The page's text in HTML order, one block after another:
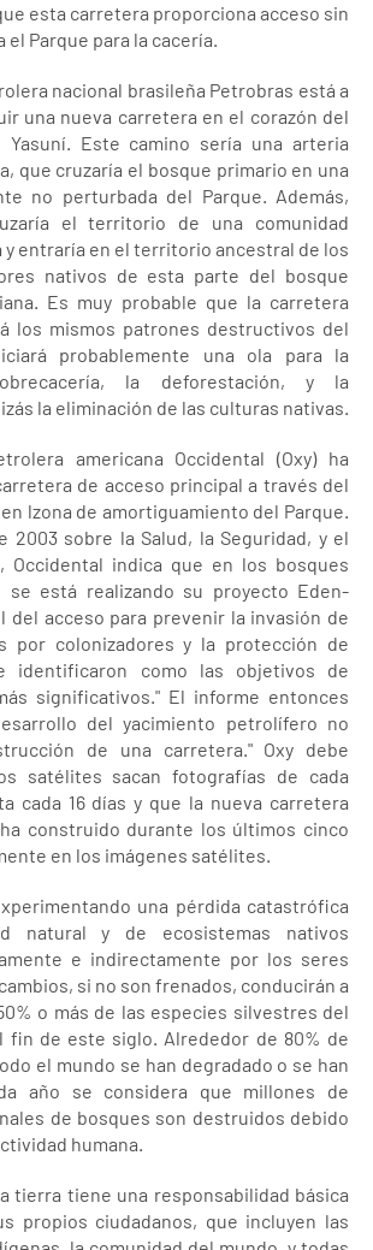
esta carretera proporciona acceso sin
Parque para la cacería.
nacional brasileña Petrobras está a
una nueva carretera en el corazón del
Yasuní. Este camino sería una arteria
que cruzaría el bosque primario en una
no perturbada del Parque. Además,
el territorio de una comunidad
y entraría en el territorio ancestral de los
nativos de esta parte del bosque
Es muy probable que la carretera
los mismos patrones destructivos del
probablemente una ola para la
la deforestación, y la
la eliminación de las culturas nativas.
americana Occidental (Oxy) ha
de acceso principal a través del
lzona de amortiguamiento del Parque.
2003 sobre la Salud, la Seguridad, y el
Occidental indica que en los bosques
se está realizando su proyecto Eden-
del acceso para prevenir la invasión de
por colonizadores y la protección de
identificaron como las objetivos de
significativos." El informe entonces
del yacimiento petrolífero no
de una carretera." Oxy debe
satélites sacan fotografías de cada
cada 16 días y que la nueva carretera
construido durante los últimos cinco
en los imágenes satélites.
una pérdida catastrófica
natural y de ecosistemas nativos
e indirectamente por los seres
si no son frenados, conducirán a
o más de las especies silvestres del
fin de este siglo. Alrededor de 80% de
el mundo se han degradado o se han
año se considera que millones de
de bosques son destruidos debido
humana.
tierra tiene una responsabilidad básica
propios ciudadanos, que incluyen las